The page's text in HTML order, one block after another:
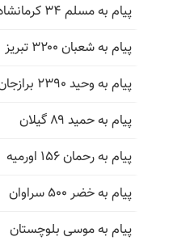
پیام به مسلم ۳۴ کرمانشاه
پیام به شعبان ۳۲۰۰ تبریز
پیام به وحید ۲۳۹۰ برازجان
پیام به حمید ۸۹ گیلان
پیام به رحمان ۱۵۶ اورمیه
پیام به خضر ۵۰۰ سراوان
پیام به موسی بلوچستان